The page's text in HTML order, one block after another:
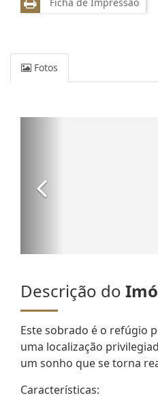
Fotos
Descrição do
Este sobrado é o refúgio
uma localização
um sonho que se torna
Características: